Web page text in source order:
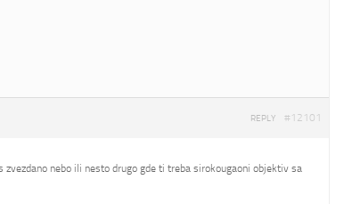
#12101
REPLY
nebo ili nesto drugo gde ti treba sirokougaoni objektiv sa